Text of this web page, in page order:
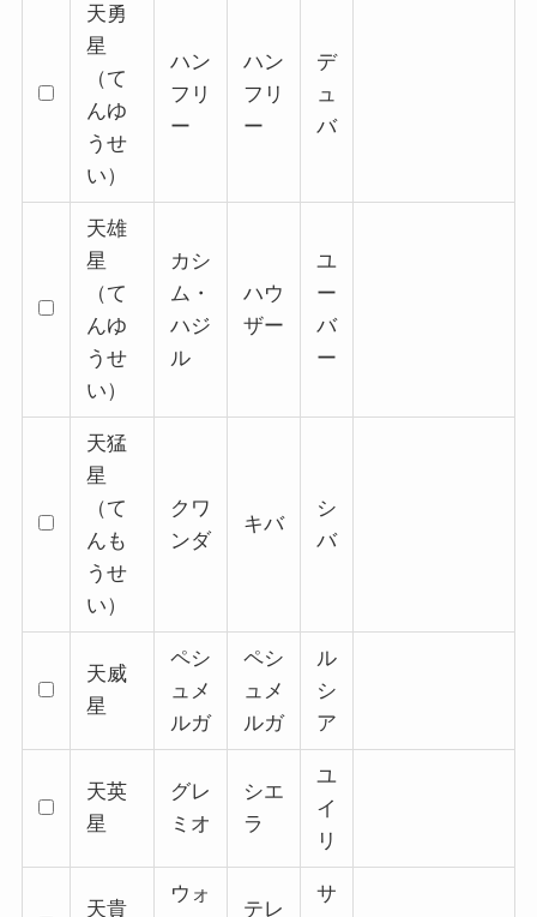
天勇
星
（て
んゆ
うせ
い）
ハン
フリ
ー
ハン
フリ
ー
デ
ュ
バ
天雄
星
（て
んゆ
うせ
い）
カシ
ム・
ハジ
ル
ハウ
ザー
ユ
ー
バ
ー
天猛
星
（て
んも
うせ
い）
クワ
ンダ
キバ
シ
バ
天威
星
ペシ
ュメ
ルガ
ペシ
ュメ
ルガ
ル
シ
ア
天英
星
グレ
ミオ
シエ
ラ
ユ
イ
リ
天貴
ウォ
テレ
サ